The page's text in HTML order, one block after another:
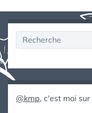
Rechercher
@kmp, c'est moi